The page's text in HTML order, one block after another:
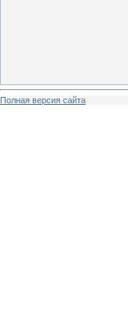
Полная версия сайта